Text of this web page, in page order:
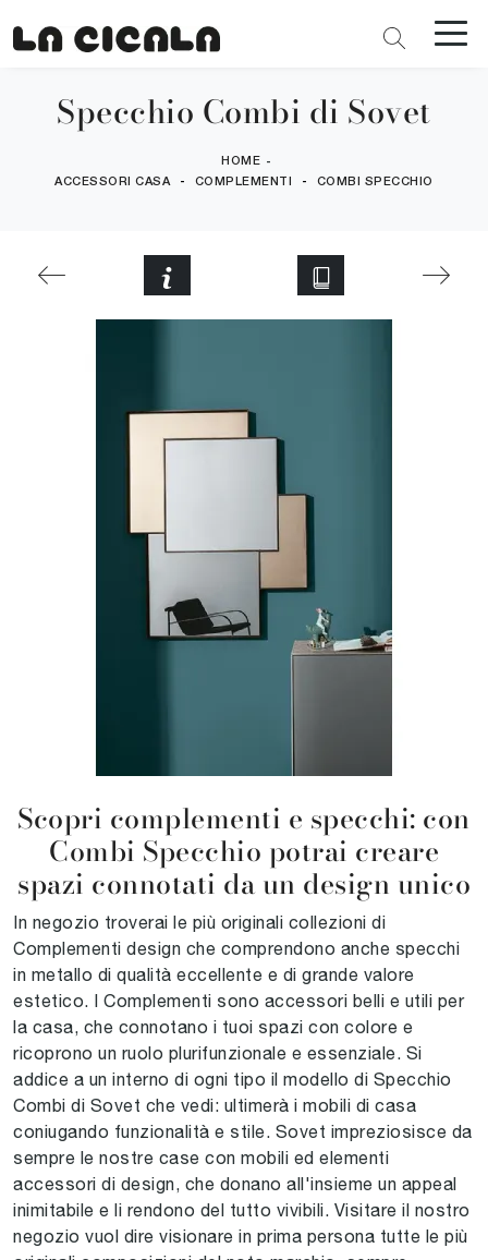
Specchio Combi di Sovet
HOME -
ACCESSORI CASA - COMPLEMENTI - COMBI SPECCHIO
Scopri complementi e specchi: con
Combi Specchio potrai creare
spazi connotati da un design unico
In negozio troverai le più originali collezioni di
Complementi design che comprendono anche specchi
in metallo di qualità eccellente e di grande valore
estetico. I Complementi sono accessori belli e utili per
la casa, che connotano i tuoi spazi con colore e
ricoprono un ruolo plurifunzionale e essenziale. Si
addice a un interno di ogni tipo il modello di Specchio
Combi di Sovet che vedi: ultimerà i mobili di casa
coniugando funzionalità e stile. Sovet impreziosisce da
sempre le nostre case con mobili ed elementi
accessori di design, che donano all'insieme un appeal
inimitabile e li rendono del tutto vivibili. Visitare il nostro
negozio vuol dire visionare in prima persona tutte le più